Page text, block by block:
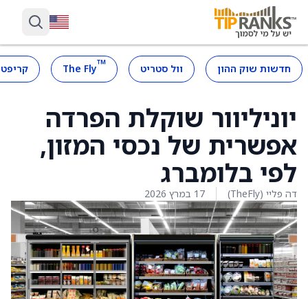
חדשות שוק ההון וול סטריט ™
The Fly
יוניליוור שוקלת הפרדה
אפשרית של נכסי המזון,
לפי בלומברג
דה פליי (TheFly) 17 במרץ 2026